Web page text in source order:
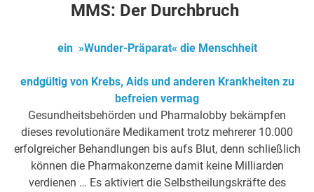
MMS: Der Durchbruch
ein »Wunder-Präparat« die Menschheit
endgültig von Krebs, Aids und anderen Krankheiten zu
befreien vermag
Gesundheitsbehörden und Pharmalobby bekämpfen
dieses revolutionäre Medikament trotz mehrerer 10.000
erfolgreicher Behandlungen bis aufs Blut, denn schließlich
können die Pharmakonzerne damit keine Milliarden
verdienen … Es aktiviert die Selbstheilungskräfte des